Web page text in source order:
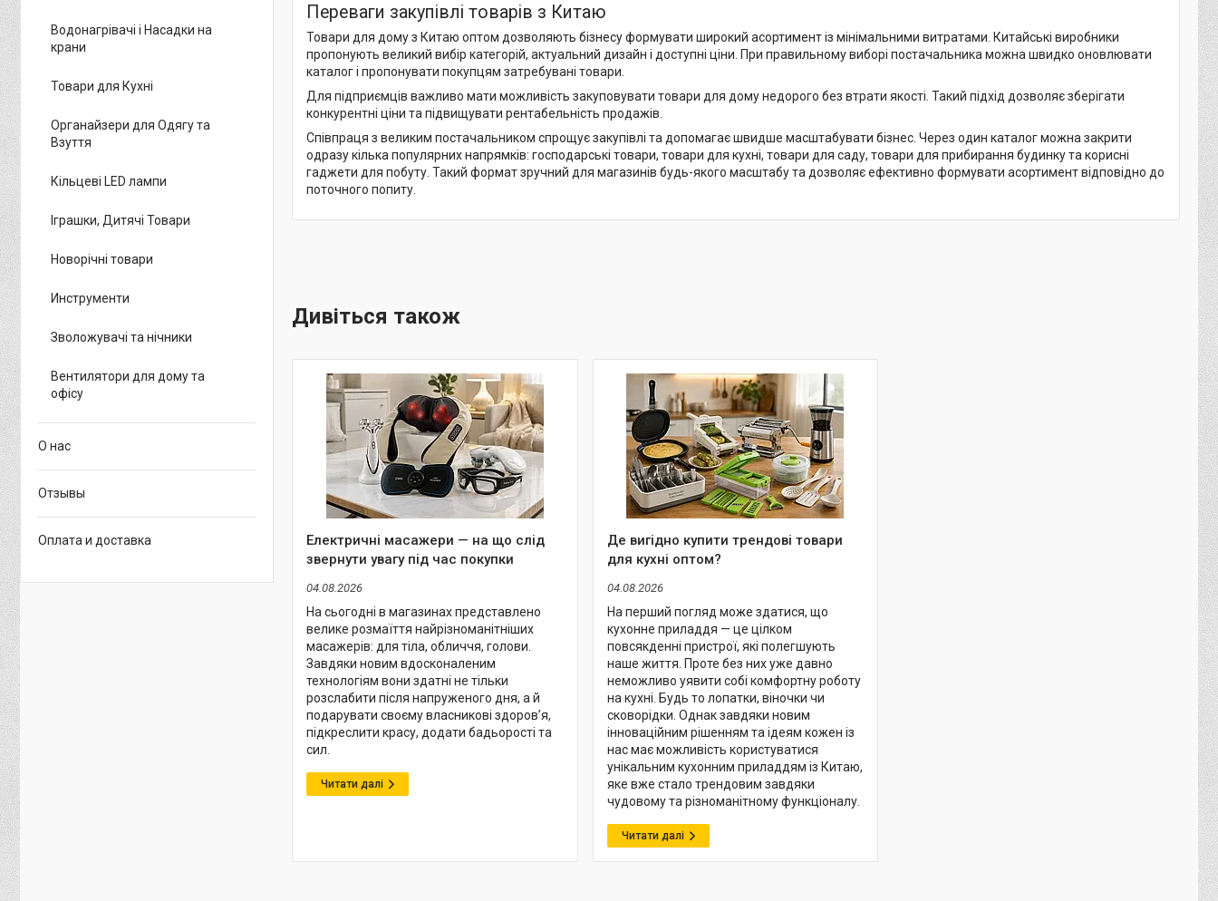
Переваги закупівлі товарів з Китаю
Товари для дому з Китаю оптом дозволяють бізнесу формувати широкий асортимент із мінімальними витратами. Китайські виробники
пропонують великий вибір категорій, актуальний дизайн і доступні ціни. При правильному виборі постачальника можна швидко оновлювати
каталог і пропонувати покупцям затребувані товари.
Для підприємців важливо мати можливість закуповувати товари для дому недорого без втрати якості. Такий підхід дозволяє зберігати
конкурентні ціни та підвищувати рентабельність продажів.
Співпраця з великим постачальником спрощує закупівлі та допомагає швидше масштабувати бізнес. Через один каталог можна закрити
одразу кілька популярних напрямків: господарські товари, товари для кухні, товари для саду, товари для прибирання будинку та корисні
гаджети для побуту. Такий формат зручний для магазинів будь-якого масштабу та дозволяє ефективно формувати асортимент відповідно до
поточного попиту.
Електричні масажери — на що слід
звернути увагу під час покупки
04.08.2026
На сьогодні в магазинах представлено
велике розмаїття найрізноманітніших
масажерів: для тіла, обличчя, голови.
Завдяки новим вдосконаленим
технологіям вони здатні не тільки
розслабити після напруженого дня, а й
подарувати своєму власникові здоров’я,
підкреслити красу, додати бадьорості та
сил.
Де вигідно купити трендові товари
для кухні оптом?
04.08.2026
На перший погляд може здатися, що
кухонне приладдя — це цілком
повсякденні пристрої, які полегшують
наше життя. Проте без них уже давно
неможливо уявити собі комфортну роботу
на кухні. Будь то лопатки, віночки чи
сковорідки. Однак завдяки новим
інноваційним рішенням та ідеям кожен із
нас має можливість користуватися
унікальним кухонним приладдям із Китаю,
яке вже стало трендовим завдяки
чудовому та різноманітному функціоналу.
Водонагрівачі і Насадки на
крани
Товари для Кухні
Органайзери для Одягу та
Взуття
Кільцеві LED лампи
Іграшки, Дитячі Товари
Новорічні товари
Инструменти
Зволожувачі та нічники
Вентилятори для дому та
офісу
О нас
Отзывы
Оплата и доставка